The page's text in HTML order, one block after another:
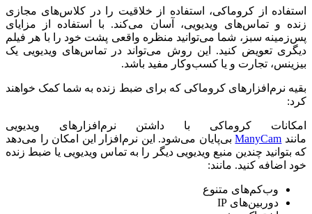
استفاده از کروماکی، استفاده از خلاقیت را در کلاس‌های مجازی
زنده و تماس‌های ویدیویی، آسان می‌کند. با استفاده از مزایای
پس‌زمینه سبز، شما می‌توانید منظره واقعی پشت خود را با هر فیلم
دیگری تعویض کنید. این روش می‌تواند در تماس‌های ویدیویی یک
بیزینس، تجارت و یا کسب‌وکار مفید باشد.
بقیه نرم‌افزار‌های کروماکی که برای ضبط زنده به شما کمک خواهند
کرد:
امکانات کروماکی با داشتن نرم‌افزارهای ویدیویی
مانند ManyCamبی‌پایان می‌شود. این نرم‌افزار این امکان را می‌دهد
که بتوانید چندین منبع ویدیویی دیگر را به تماس ویدیویی یا ضبط زنده
خود اضافه کنید. مانند:
وب‌کم‌های متنوع
دوربین‌های IP